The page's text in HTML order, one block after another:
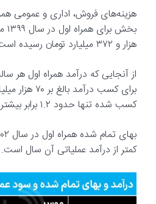
هزار و ۳۷۲ میلیارد تومان رسیده است.
از آنجایی که درآمد همراه اول هر
کسب شده تنها حدود ۱.۲ برابر بیشتر از هزینه صرف شده بوده است.
کمتر از درآمد عملیاتی آن سال است.